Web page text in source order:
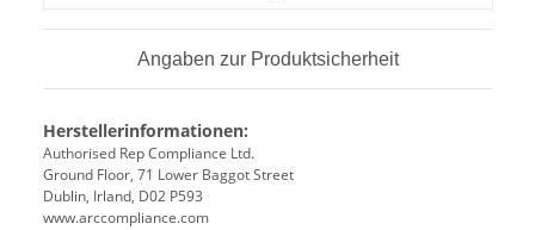
Angaben zur Produktsicherheit
Herstellerinformationen:
Authorised Rep Compliance Ltd.
Ground Floor, 71 Lower Baggot Street
Dublin, Irland, D02 P593
www.arccompliance.com